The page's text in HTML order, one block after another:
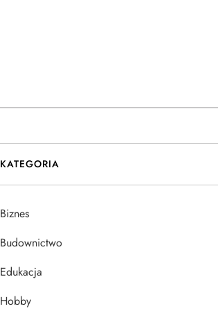
KATEGORIA
Biznes
Budownictwo
Edukacja
Hobby